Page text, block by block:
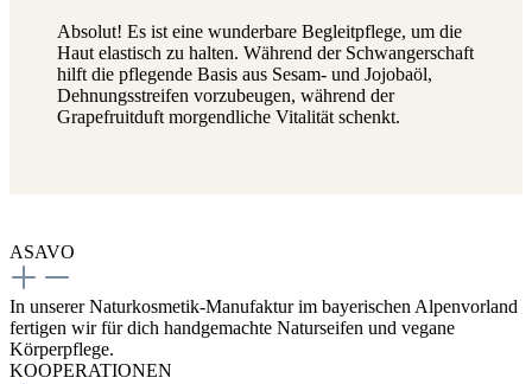
Absolut! Es ist eine wunderbare Begleitpflege, um die
Haut elastisch zu halten. Während der Schwangerschaft
hilft die pflegende Basis aus Sesam- und Jojobaöl,
Dehnungsstreifen vorzubeugen, während der
Grapefruitduft morgendliche Vitalität schenkt.
ASAVO
In unserer Naturkosmetik-Manufaktur im bayerischen Alpenvorland
fertigen wir für dich handgemachte Naturseifen und vegane
Körperpflege.
KOOPERATIONEN